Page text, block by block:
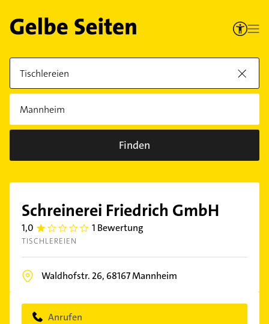
Finden
Schreinerei Friedrich GmbH
1,0 1.0 1 Bewertung
TISCHLEREIEN
Waldhofstr. 26, 68167Mannheim
Anrufen